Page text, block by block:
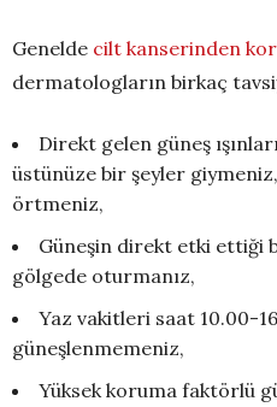
Genelde cilt kanserinden
dermatologların birkaç
Direkt gelen güneş
üstünüze bir şeyler
örtmeniz,
Güneşin direkt etki ettiği
gölgede oturmanız,
Yaz vakitleri saat 10.00-
güneşlenmemeniz,
Yüksek koruma faktörlü